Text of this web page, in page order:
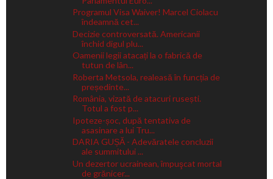
Programul Visa Waiver! Marcel Ciolacu
îndeamnă cet...
Decizie controversată. Americanii
închid digul plu...
Oamenii legii atacați la o fabrică de
tutun de lân...
Roberta Metsola, realeasă în funcția de
președinte...
România, vizată de atacuri rusești.
Totul a fost p...
Ipoteze-șoc, după tentativa de
asasinare a lui Tru...
DARIA GUȘĂ - Adevăratele concluzii
ale summitului ...
Un dezertor ucrainean, împuşcat mortal
de grănicer...